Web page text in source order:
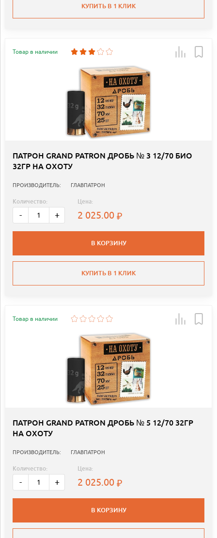
КУПИТЬ В 1 КЛИК
Товар в наличии
ПАТРОН GRAND PATRON ДРОБЬ № 3 12/70 БИО
32ГР НА ОХОТУ
ПРОИЗВОДИТЕЛЬ: ГЛАВПАТРОН
Количество:
- +
Цена:
2 025.00
В КОРЗИНУ
КУПИТЬ В 1 КЛИК
Товар в наличии
ПАТРОН GRAND PATRON ДРОБЬ № 5 12/70 32ГР
НА ОХОТУ
ПРОИЗВОДИТЕЛЬ: ГЛАВПАТРОН
Количество:
- +
Цена:
2 025.00
В КОРЗИНУ